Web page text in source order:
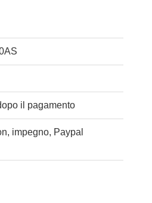
il pagamento
impegno, Paypal